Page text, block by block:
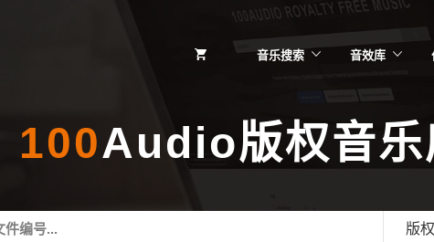
音乐搜索 音效库
100Audio版权音乐
版